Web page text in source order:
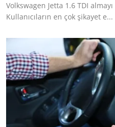
Volkswagen Jetta 1.6 TDI
Kullanıcıların en çok şikayet e...